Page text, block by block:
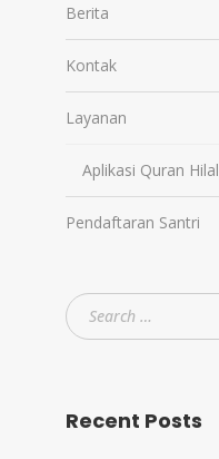
Berita
Kontak
Layanan
Aplikasi Quran Hilal
Pendaftaran Santri
Recent Posts